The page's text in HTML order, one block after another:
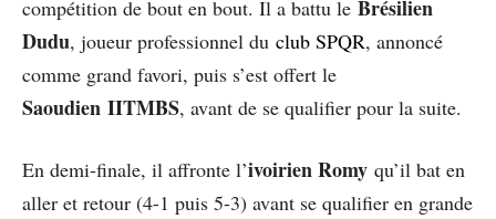
compétition de bout en bout. Il a battu le Brésilien
Dudu, joueur professionnel du club SPQR, annoncé
comme grand favori, puis s’est offert le
Saoudien IITMBS, avant de se qualifier pour la suite.
En demi-finale, il affronte l’ivoirien Romy qu’il bat en
aller et retour (4-1 puis 5-3) avant se qualifier en grande